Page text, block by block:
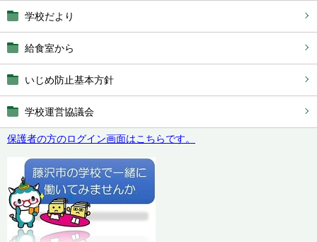
学校だより
給食室から
いじめ防止基本方針
学校運営協議会
保護者の方のログイン画面はこちらです。